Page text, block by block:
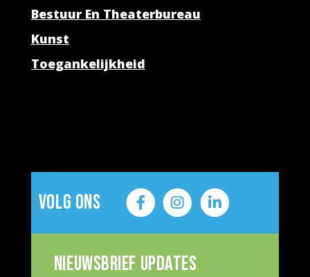
Bestuur En Theaterbureau
Kunst
Toegankelijkheid
Nieuwsbrief updates
Volg ons